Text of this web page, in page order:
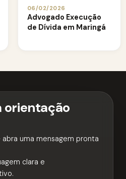
06/02/2026
Advogado Execução
de Dívida em Maringá
orientação
abra uma mensagem pronta
clara e